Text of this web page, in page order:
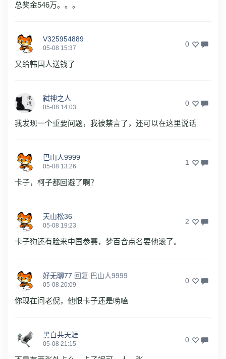
总奖金546万。。。
V325954889
05-08 15:37 0
又给韩国人送钱了
弑神之人
05-08 14:03 0
我发现一个重要问题，我被禁言了，还可以在这里说话
巴山人9999
05-08 13:26 1
卡子，柯子都回避了啊？
天山松36
05-08 19:23 2
卡子狗还有脸来中国参赛，梦百合点名要他滚了。
好无聊77 回复 巴山人9999
05-08 20:09 0
你现在问老倪，他恨卡子还是唠嗑
黑白共天涯
05-08 21:15 0